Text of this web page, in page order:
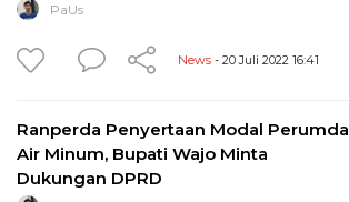
PaUs
News - 20 Juli 2022 16:41
Ranperda Penyertaan Modal Perumda
Air Minum, Bupati Wajo Minta
Dukungan DPRD